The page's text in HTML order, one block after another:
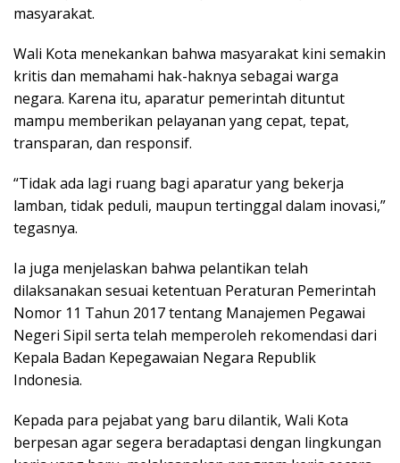
masyarakat.
Wali Kota menekankan bahwa masyarakat kini semakin
kritis dan memahami hak-haknya sebagai warga
negara. Karena itu, aparatur pemerintah dituntut
mampu memberikan pelayanan yang cepat, tepat,
transparan, dan responsif.
“Tidak ada lagi ruang bagi aparatur yang bekerja
lamban, tidak peduli, maupun tertinggal dalam inovasi,”
tegasnya.
Ia juga menjelaskan bahwa pelantikan telah
dilaksanakan sesuai ketentuan Peraturan Pemerintah
Nomor 11 Tahun 2017 tentang Manajemen Pegawai
Negeri Sipil serta telah memperoleh rekomendasi dari
Kepala Badan Kepegawaian Negara Republik
Indonesia.
Kepada para pejabat yang baru dilantik, Wali Kota
berpesan agar segera beradaptasi dengan lingkungan